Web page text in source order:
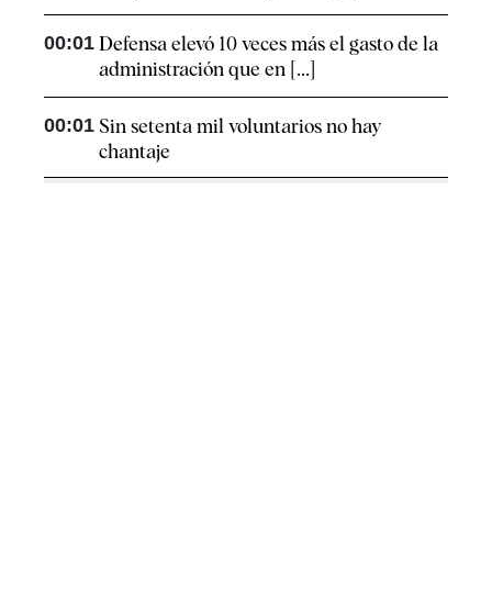
00:01 Defensa elevó 10 veces más el gasto de la
administración que en [...]
00:01 Sin setenta mil voluntarios no hay
chantaje